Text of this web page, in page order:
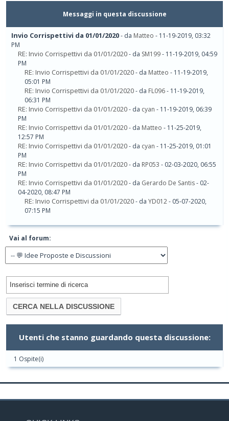
Messaggi in questa discussione
Invio Corrispettivi da 01/01/2020- da Matteo - 11-19-2019, 03:32
PM
RE: Invio Corrispettivi da 01/01/2020- da SM199- 11-19-2019, 04:59
PM
RE: Invio Corrispettivi da 01/01/2020- da Matteo - 11-19-2019,
05:01 PM
RE: Invio Corrispettivi da 01/01/2020- da FL096- 11-19-2019,
06:31 PM
RE: Invio Corrispettivi da 01/01/2020- da cyan - 11-19-2019, 06:39
PM
RE: Invio Corrispettivi da 01/01/2020- da Matteo - 11-25-2019,
12:57 PM
RE: Invio Corrispettivi da 01/01/2020- da cyan - 11-25-2019, 01:01
PM
RE: Invio Corrispettivi da 01/01/2020- da RP053 - 02-03-2020, 06:55
PM
RE: Invio Corrispettivi da 01/01/2020- da Gerardo De Santis- 02-
04-2020, 08:47 PM
RE: Invio Corrispettivi da 01/01/2020- da YD012- 05-07-2020,
07:15 PM
Vai al forum:
Utenti che stanno guardando questa discussione:
1 Ospite(i)